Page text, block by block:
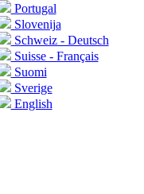
Portugal
Slovenija
Schweiz - Deutsch
Suisse - Français
Suomi
Sverige
English